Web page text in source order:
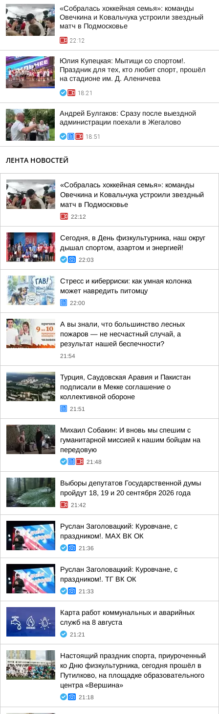
«Собралась хоккейная семья»: команды
Овечкина и Ковальчука устроили звездный
матч в Подмосковье
22:12
Юлия Купецкая: Мытищи со спортом!.
Праздник для тех, кто любит спорт, прошёл
на стадионе им. Д. Аленичева
18:21
Андрей Булгаков: Сразу после выездной
администрации поехали в Жегалово
18:51
ЛЕНТА НОВОСТЕЙ
«Собралась хоккейная семья»: команды
Овечкина и Ковальчука устроили звездный
матч в Подмосковье
22:12
Сегодня, в День физкультурника, наш округ
дышал спортом, азартом и энергией!
22:03
Стресс и киберриски: как умная колонка
может навредить питомцу
22:00
А вы знали, что большинство лесных
пожаров — не несчастный случай, а
результат нашей беспечности?
21:54
Турция, Саудовская Аравия и Пакистан
подписали в Мекке соглашение о
коллективной обороне
21:51
Михаил Собакин: И вновь мы спешим с
гуманитарной миссией к нашим бойцам на
передовую
21:48
Выборы депутатов Государственной думы
пройдут 18, 19 и 20 сентября 2026 года
21:42
Руслан Заголовацкий: Куровчане, с
праздником!. MAX ВК ОК
21:36
Руслан Заголовацкий: Куровчане, с
праздником!. ТГ ВК ОК
21:33
Карта работ коммунальных и аварийных
служб на 8 августа
21:21
Настоящий праздник спорта, приуроченный
ко Дню физкультурника, сегодня прошёл в
Путилково, на площадке образовательного
центра «Вершина»
21:18